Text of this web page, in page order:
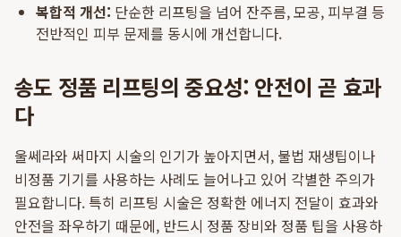
복합적 개선: 단순한 리프팅을 넘어 잔주름, 모공, 피부결 등
전반적인 피부 문제를 동시에 개선합니다.
송도 정품 리프팅의 중요성: 안전이 곧 효과
다
울쎄라와 써마지 시술의 인기가 높아지면서, 불법 재생팁이나
비정품 기기를 사용하는 사례도 늘어나고 있어 각별한 주의가
필요합니다. 특히 리프팅 시술은 정확한 에너지 전달이 효과와
안전을 좌우하기 때문에, 반드시 정품 장비와 정품 팁을 사용하